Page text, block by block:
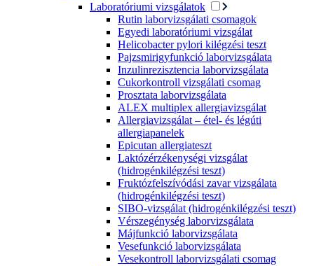
Laboratóriumi vizsgálatok
Rutin laborvizsgálati csomagok
Egyedi laboratóriumi vizsgálat
Helicobacter pylori kilégzési teszt
Pajzsmirigyfunkció laborvizsgálata
Inzulinrezisztencia laborvizsgálata
Cukorkontroll vizsgálati csomag
Prosztata laborvizsgálata
ALEX multiplex allergiavizsgálat
Allergiavizsgálat – étel- és légúti
allergiapanelek
Epicutan allergiateszt
Laktózérzékenységi vizsgálat
(hidrogénkilégzési teszt)
Fruktózfelszívódási zavar vizsgálata
(hidrogénkilégzési teszt)
SIBO-vizsgálat (hidrogénkilégzési teszt)
Vérszegénység laborvizsgálata
Májfunkció laborvizsgálata
Vesefunkció laborvizsgálata
Vesekontroll laborvizsgálati csomag